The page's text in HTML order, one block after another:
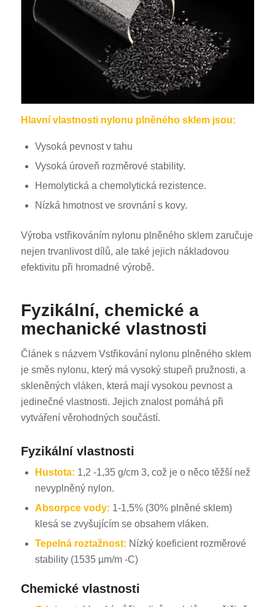
Hlavní vlastnosti nylonu plněného sklem jsou:
Vysoká pevnost v tahu
Vysoká úroveň rozměrové stability.
Hemolytická a chemolytická rezistence.
Nízká hmotnost ve srovnání s kovy.
Výroba vstřikováním nylonu plněného sklem zaručuje
nejen trvanlivost dílů, ale také jejich nákladovou
efektivitu při hromadné výrobě.
Fyzikální, chemické a
mechanické vlastnosti
Článek s názvem Vstřikování nylonu plněného sklem
je směs nylonu, který má vysoký stupeň pružnosti, a
skleněných vláken, která mají vysokou pevnost a
jedinečné vlastnosti. Jejich znalost pomáhá při
vytváření věrohodných součástí.
Fyzikální vlastnosti
Hustota: 1,2 -1,35 g/cm 3, což je o něco těžší než
nevyplněný nylon.
Absorpce vody: 1-1,5% (30% plněné sklem)
klesá se zvyšujícím se obsahem vláken.
Tepelná roztažnost: Nízký koeficient rozměrové
stability (1535 µm/m -C)
Chemické vlastnosti